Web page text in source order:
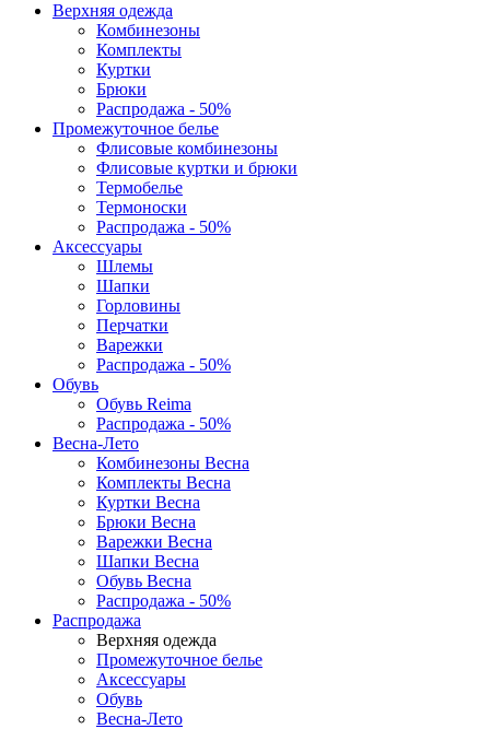
Верхняя одежда
Комбинезоны
Комплекты
Куртки
Брюки
Распродажа - 50%
Промежуточное белье
Флисовые комбинезоны
Флисовые куртки и брюки
Термобелье
Термоноски
Распродажа - 50%
Аксессуары
Шлемы
Шапки
Горловины
Перчатки
Варежки
Распродажа - 50%
Обувь
Обувь Reima
Распродажа - 50%
Весна-Лето
Комбинезоны Весна
Комплекты Весна
Куртки Весна
Брюки Весна
Варежки Весна
Шапки Весна
Обувь Весна
Распродажа - 50%
Распродажа
Верхняя одежда
Промежуточное белье
Аксессуары
Обувь
Весна-Лето